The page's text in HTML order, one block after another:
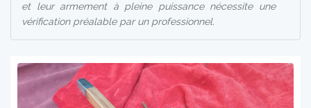
et leur armement à pleine puissance nécessite une
vérification préalable par un professionnel.